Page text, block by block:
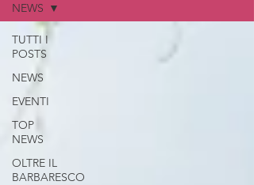
TUTTI I
POSTS
NEWS
EVENTI
TOP
NEWS
OLTRE IL
BARBARESCO
NEWS